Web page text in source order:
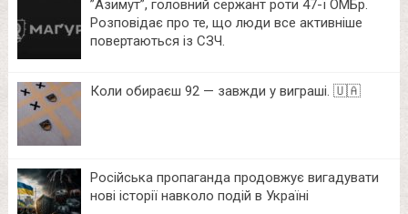
⁨”Азимут”, головний сержант роти 47-ї ОМБр.
Розповідає про те, що люди все активніше
повертаються із СЗЧ.
Коли обираєш 92 — завжди у виграші. 🇺🇦
Російська пропаганда продовжує вигадувати
нові історії навколо подій в Україні